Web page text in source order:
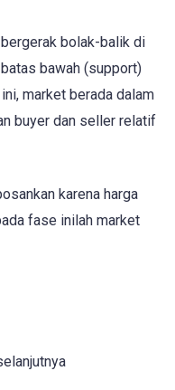
bolak-balik di
bawah (support)
market berada dalam
buyer dan seller relatif
karena harga
fase inilah market